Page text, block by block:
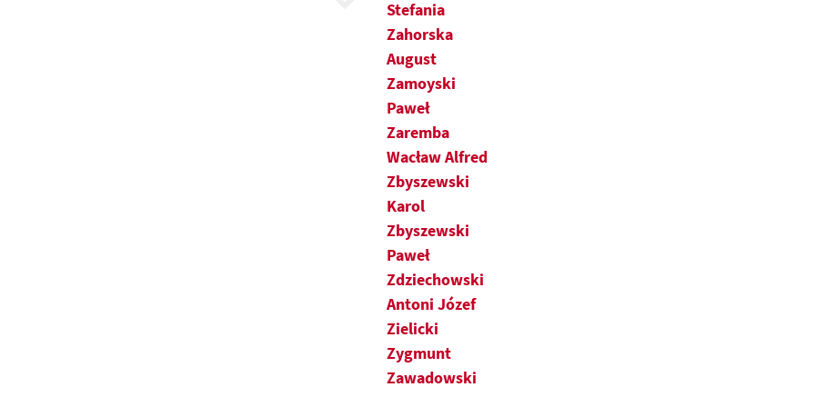
Stefania
Zahorska
August
Zamoyski
Paweł
Zaremba
Wacław Alfred
Zbyszewski
Karol
Zbyszewski
Paweł
Zdziechowski
Antoni Józef
Zielicki
Zygmunt
Zawadowski